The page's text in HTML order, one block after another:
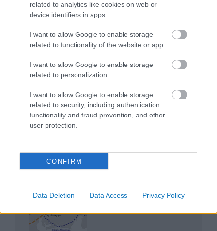
related to analytics like cookies on web or
device identifiers in apps.
I want to allow Google to enable storage
related to functionality of the website or app.
I want to allow Google to enable storage
related to personalization.
I want to allow Google to enable storage
related to security, including authentication
functionality and fraud prevention, and other
user protection.
CONFIRM
Data Deletion Data Access Privacy Policy
Magyarország rejtett gyöngyszemei
Mik alakítják a gondolkodásod? Avagy a kognitív
torzítások
Az egygyermekes politika és Kína gazdasági